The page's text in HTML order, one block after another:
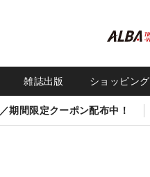
雑誌出版 ショッピング
期間限定クーポン配布中！